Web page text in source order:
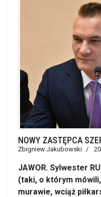
NOWY ZASTĘPCA
Zbigniew Jakubowski
JAWOR. Sylwester
(taki, o którym
murawie, wciąż